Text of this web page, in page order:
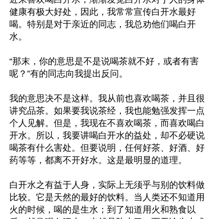
健康有极大好处，因此，我常常宣传白开水最好
喝。特别是对于亲近的同志，我总劝他们喝白开
水。
“那末，你的意思是不是说喝茶就不好，或者有害
呢？”有的同志向我提出反问。
我的意思决不是这样。我从前也喜欢喝茶，并且很
讲究品茶。如果要我说茶经，我也能勉强发挥一点
个人见解。但是，我现在不喜欢喝茶，而喜欢喝白
开水。所以，我要讲喝白开水的益处，却不必硬说
喝茶有什么害处。但要说明，任何好茶、好酒、好
药等等，都离不开好水。这是最明显的道理。
白开水之有益于人身，实际上无须乎与别的饮料做
比较。它是天然的最好的饮料。当人类还不知道用
火的时候，喝的是生水；到了知道用火和熟食以